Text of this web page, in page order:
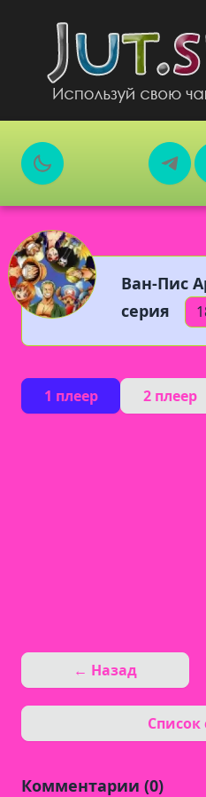
Ван-Пис
серия
1 плеер 2 плеер
← Назад
Список
Комментарии (0)